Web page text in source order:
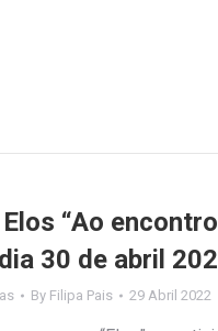
“Ao
30 de abril
By Filipa Pais 29 Abril 2022